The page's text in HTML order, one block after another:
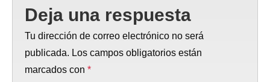
Deja una respuesta
Tu dirección de correo electrónico no será
publicada. Los campos obligatorios están
marcados con *